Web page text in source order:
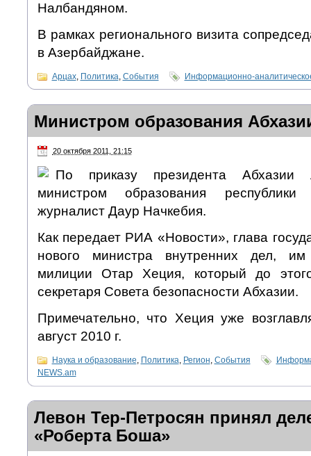
Налбандяном.
В рамках регионального визита
в Азербайджане.
Арцах, Политика, События Информационно-
Министром образования
20 октября 2011, 21:15
По приказу президента Абхазии
министром образования республики
журналист Даур Начкебия.
Как передает РИА «Новости», глава
нового министра внутренних дел, им
милиции Отар Хеция, который до
секретаря Совета безопасности Абхазии.
Примечательно, что Хеция уже
август 2010 г.
Наука и образование, Политика, Регион, События
NEWS.am
Левон Тер-Петросян принял
«Роберта Боша»